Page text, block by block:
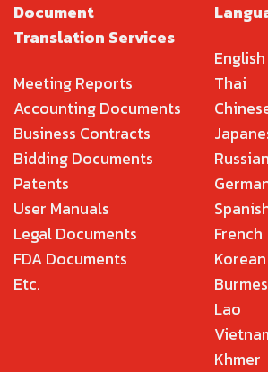
Document
Translation Services
Meeting Reports
Accounting Documents
Business Contracts
Bidding Documents
Patents
User Manuals
Legal Documents
FDA Documents
Etc.
English
Thai
Russian
French
Korean
Lao
Khmer